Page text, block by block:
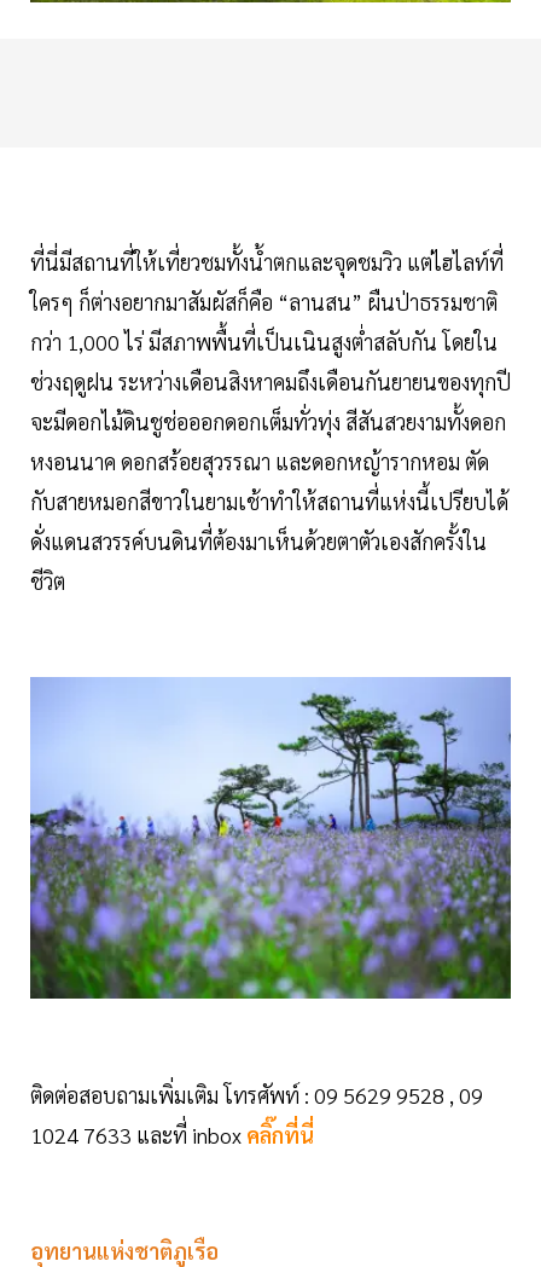
ที่นี่มีสถานที่ให้เที่ยวชมทั้งน้ำตกและจุดชมวิว แต่ไฮไลท์ที่
ใครๆ ก็ต่างอยากมาสัมผัสก็คือ “ลานสน” ผืนป่าธรรมชาติ
กว่า 1,000 ไร่ มีสภาพพื้นที่เป็นเนินสูงต่ำสลับกัน โดยใน
ช่วงฤดูฝน ระหว่างเดือนสิงหาคมถึงเดือนกันยายนของทุกปี
จะมีดอกไม้ดินชูช่อออกดอกเต็มทั่วทุ่ง สีสันสวยงามทั้งดอก
หงอนนาค ดอกสร้อยสุวรรณา และดอกหญ้ารากหอม ตัด
กับสายหมอกสีขาวในยามเช้าทำให้สถานที่แห่งนี้เปรียบได้
ดั่งแดนสวรรค์บนดินที่ต้องมาเห็นด้วยตาตัวเองสักครั้งใน
ชีวิต
ติดต่อสอบถามเพิ่มเติม โทรศัพท์ : 09 5629 9528 , 09
1024 7633 และที่ inbox คลิ๊กที่นี่
อุทยานแห่งชาติภูเรือ